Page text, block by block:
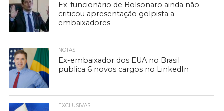
Ex-funcionário de Bolsonaro ainda não
criticou apresentação golpista a
embaixadores
NOTAS
Ex-embaixador dos EUA no Brasil
publica 6 novos cargos no LinkedIn
EXCLUSIVAS